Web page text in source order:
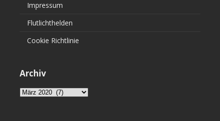
Impressum
Flutlichthelden
Cookie Richtlinie
Archiv
Archiv